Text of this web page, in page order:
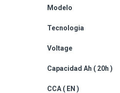
Modelo
Tecnologia
Voltage
Capacidad Ah ( 20h )
CCA ( EN )